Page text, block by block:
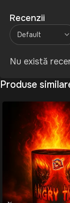
Recenzii
Nu există
Produse